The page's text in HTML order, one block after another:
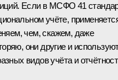
Если в МСФО 41
учёте,
чем, скажем, даже
они другие и
видов учёта и